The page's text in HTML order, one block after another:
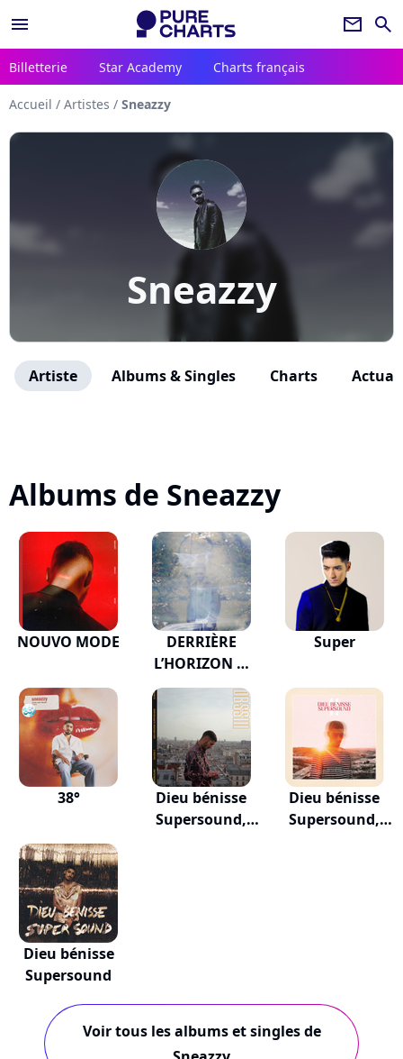
menu newsletter search
Billetterie Star Academy Charts français
Accueil / Artistes / Sneazzy
Sneazzy
Artiste Albums & Singles Charts
Albums de Sneazzy
NOUVO MODE
DERRIÈRE
L’HORIZON …
Super
38°
Dieu bénisse
Supersound,
Dieu bénisse
Supersound,
Dieu bénisse
Supersound
Voir tous les albums et singles de